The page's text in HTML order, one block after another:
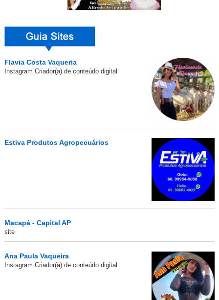
Flavia Costa Vaqueria
Instagram Criador(a) de conteúdo digital
Estiva Produtos Agropecuários
Macapá - Capital AP
site
Ana Paula Vaqueira
Instagram Criador(a) de conteúdo digital